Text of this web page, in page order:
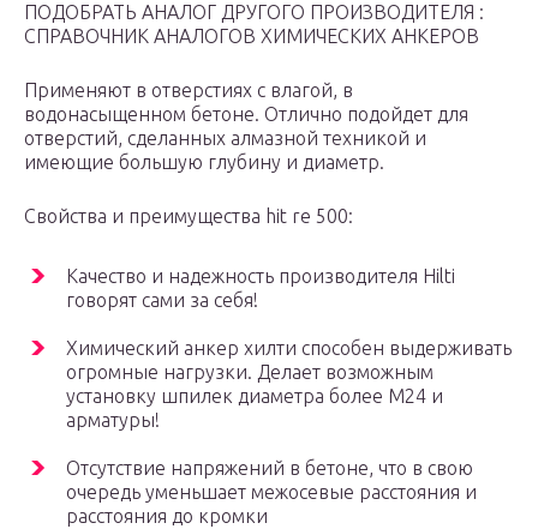
ПОДОБРАТЬ АНАЛОГ ДРУГОГО ПРОИЗВОДИТЕЛЯ :
СПРАВОЧНИК АНАЛОГОВ ХИМИЧЕСКИХ АНКЕРОВ
Применяют в отверстиях с влагой, в
водонасыщенном бетоне. Отлично подойдет для
отверстий, сделанных алмазной техникой и
имеющие большую глубину и диаметр.
Свойства и преимущества hit re 500:
Качество и надежность производителя Hilti
говорят сами за себя!
Химический анкер хилти способен выдерживать
огромные нагрузки. Делает возможным
установку шпилек диаметра более М24 и
арматуры!
Отсутствие напряжений в бетоне, что в свою
очередь уменьшает межосевые расстояния и
расстояния до кромки